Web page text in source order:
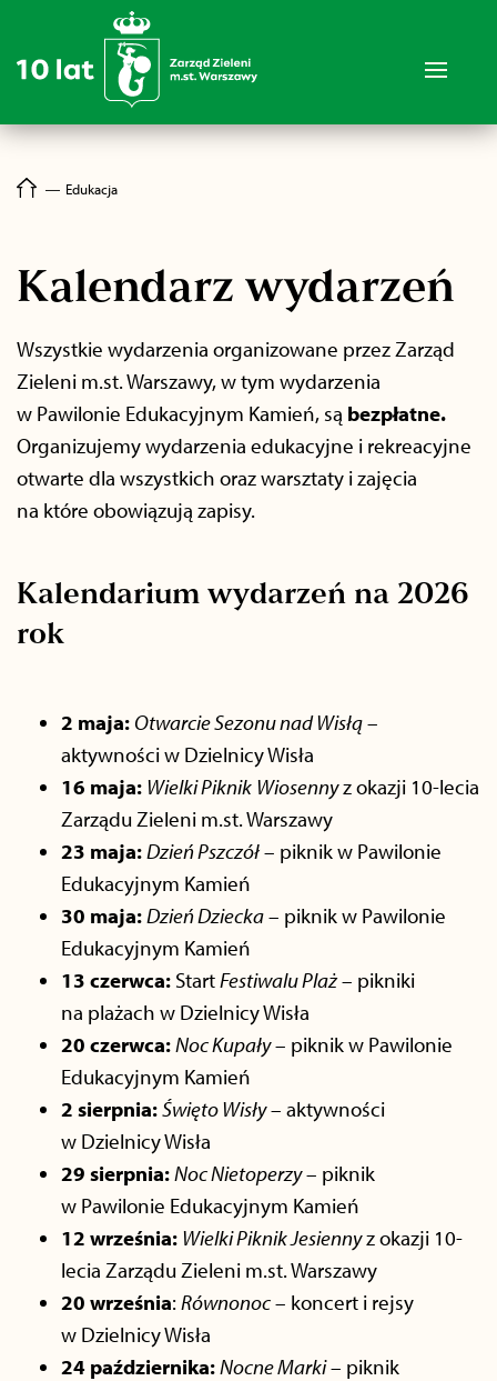
― Edukacja
Kalendarz wydarzeń
Wszystkie wydarzenia organizowane przez Zarząd
Zieleni m.st. Warszawy, w tym wydarzenia
w Pawilonie Edukacyjnym Kamień, są bezpłatne.
Organizujemy wydarzenia edukacyjne i rekreacyjne
otwarte dla wszystkich oraz warsztaty i zajęcia
na które obowiązują zapisy.
Kalendarium wydarzeń na 2026
rok
2 maja: Otwarcie Sezonu nad Wisłą–
aktywności w Dzielnicy Wisła
16 maja: Wielki Piknik Wiosennyz okazji 10-lecia
Zarządu Zieleni m.st. Warszawy
23 maja:Dzień Pszczół– piknik w Pawilonie
Edukacyjnym Kamień
30 maja:Dzień Dziecka– piknik w Pawilonie
Edukacyjnym Kamień
13 czerwca: StartFestiwalu Plaż– pikniki
na plażach w Dzielnicy Wisła
20 czerwca:Noc Kupały– piknik w Pawilonie
Edukacyjnym Kamień
2 sierpnia:Święto Wisły– aktywności
w Dzielnicy Wisła
29 sierpnia:Noc Nietoperzy– piknik
w Pawilonie Edukacyjnym Kamień
12 września: Wielki Piknik Jesiennyz okazji 10-
lecia Zarządu Zieleni m.st. Warszawy
20 września:Równonoc– koncert i rejsy
w Dzielnicy Wisła
24 października:Nocne Marki– piknik